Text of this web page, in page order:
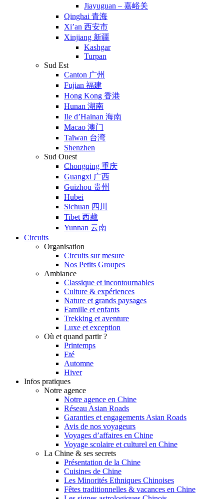
Jiayuguan – 嘉峪关
Qinghai 青海
Xi’an 西安市
Xinjiang 新疆
Kashgar
Turpan
Sud Est
Canton 广州
Fujian 福建
Hong Kong 香港
Hunan 湖南
Ile d’Hainan 海南
Macao 澳门
Taïwan 台湾
Shenzhen
Sud Ouest
Chongqing 重庆
Guangxi 广西
Guizhou 贵州
Hubei
Sichuan 四川
Tibet 西藏
Yunnan 云南
Circuits
Organisation
Circuits sur mesure
Nos Petits Groupes
Ambiance
Classique et incontournables
Culture & expériences
Nature et grands paysages
Famille et enfants
Trekking et aventure
Luxe et exception
Où et quand partir ?
Printemps
Eté
Automne
Hiver
Infos pratiques
Notre agence
Notre agence en Chine
Réseau Asian Roads
Garanties et engagements Asian Roads
Avis de nos voyageurs
Voyages d’affaires en Chine
Voyage scolaire et culturel en Chine
La Chine & ses secrets
Présentation de la Chine
Cuisines de Chine
Les Minorités Ethniques Chinoises
Fêtes traditionnelles & vacances en Chine